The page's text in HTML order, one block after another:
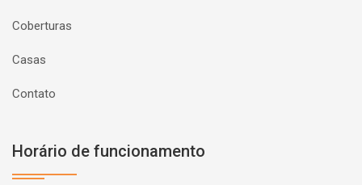
Coberturas
Casas
Contato
Horário de funcionamento